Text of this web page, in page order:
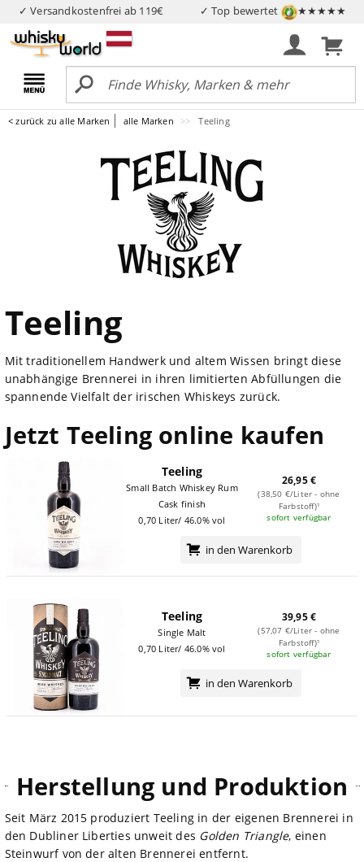
✓ Versandkostenfrei ab 119€ ✓ Top bewertet ★★★★★
< zurück zu alle Marken alle Marken Teeling
Teeling
Mit traditionellem Handwerk und altem Wissen bringt diese
unabhängige Brennerei in ihren limitierten Abfüllungen die
spannende Vielfalt der irischen Whiskeys zurück.
Jetzt Teeling online kaufen
Teeling
Small Batch Whiskey Rum
Cask finish
0,70 Liter/ 46.0% vol
26,95 €
(38,50 €/Liter - ohne
Farbstoff)¹
sofort verfügbar
in den Warenkorb
Teeling
Single Malt
0,70 Liter/ 46.0% vol
39,95 €
(57,07 €/Liter - ohne
Farbstoff)¹
sofort verfügbar
in den Warenkorb
Herstellung und Produktion
Seit März 2015 produziert Teeling in der eigenen Brennerei in
den Dubliner Liberties unweit des Golden Triangle, einen
Steinwurf von der alten Brennerei entfernt.